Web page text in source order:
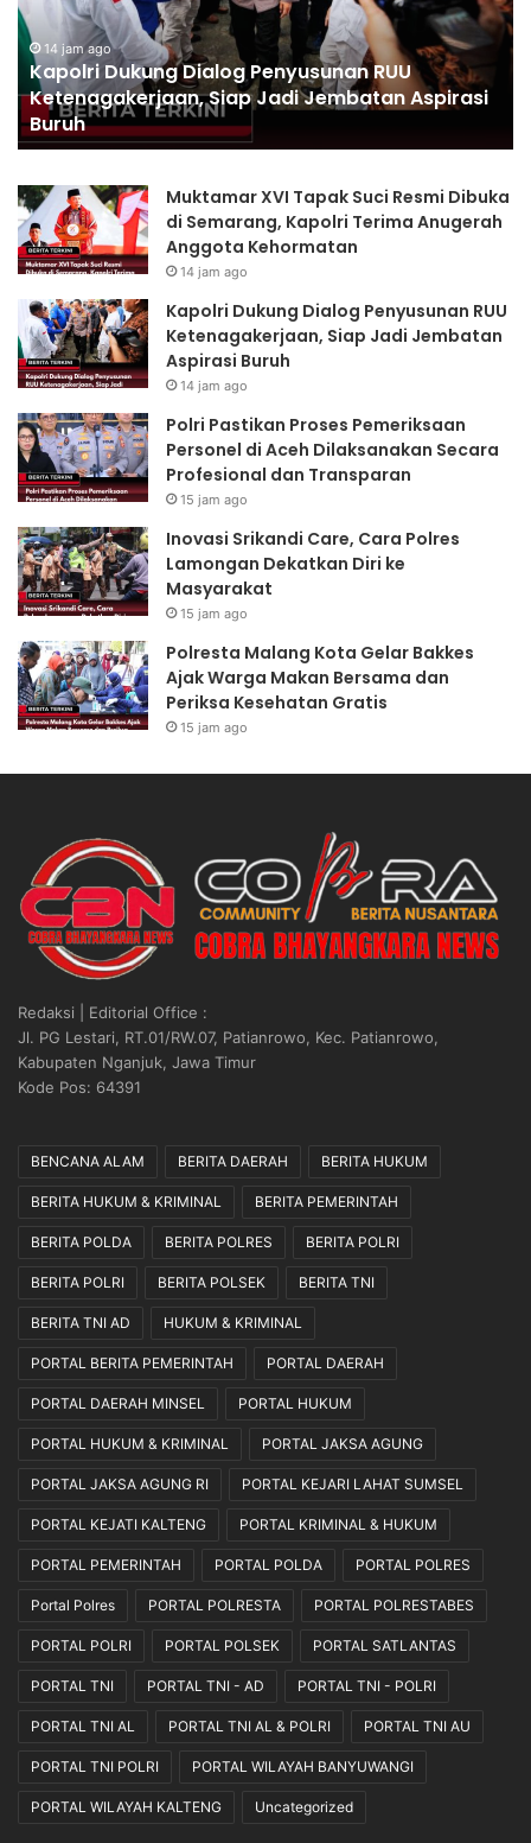
Aspirasi
di
Aceh
Dilaksanakan
Secara
Profesional
dan
15 jam ago
Polri Pastikan Proses Pemeriksaan
Aceh Dilaksanakan Secara Profesional
Transparan
Muktamar XVI Tapak Suci Resmi Dibuka
di Semarang, Kapolri Terima Anugerah
Anggota Kehormatan
14 jam ago
Kapolri Dukung Dialog Penyusunan RUU
Ketenagakerjaan, Siap Jadi Jembatan
Aspirasi Buruh
14 jam ago
Polri Pastikan Proses Pemeriksaan
Personel di Aceh Dilaksanakan Secara
Profesional dan Transparan
15 jam ago
Inovasi Srikandi Care, Cara Polres
Lamongan Dekatkan Diri ke
Masyarakat
15 jam ago
Polresta Malang Kota Gelar Bakkes
Ajak Warga Makan Bersama dan
Periksa Kesehatan Gratis
15 jam ago
Redaksi | Editorial Office :
Jl. PG Lestari, RT.01/RW.07, Patianrowo, Kec. Patianrowo,
Kabupaten Nganjuk, Jawa Timur
Kode Pos: 64391
BENCANA ALAM BERITA DAERAH BERITA HUKUM
BERITA HUKUM & KRIMINAL BERITA PEMERINTAH
BERITA POLDA BERITA POLRES BERITA POLRI
BERITA POLRI BERITA POLSEK BERITA TNI
BERITA TNI AD HUKUM & KRIMINAL
PORTAL BERITA PEMERINTAH PORTAL DAERAH
PORTAL DAERAH MINSEL PORTAL HUKUM
PORTAL HUKUM & KRIMINAL PORTAL JAKSA AGUNG
PORTAL JAKSA AGUNG RI PORTAL KEJARI LAHAT SUMSEL
PORTAL KEJATI KALTENG PORTAL KRIMINAL & HUKUM
PORTAL PEMERINTAH PORTAL POLDA PORTAL POLRES
Portal Polres PORTAL POLRESTA PORTAL POLRESTABES
PORTAL POLRI PORTAL POLSEK PORTAL SATLANTAS
PORTAL TNI PORTAL TNI - AD PORTAL TNI - POLRI
PORTAL TNI AL PORTAL TNI AL & POLRI PORTAL TNI AU
PORTAL TNI POLRI PORTAL WILAYAH BANYUWANGI
PORTAL WILAYAH KALTENG Uncategorized